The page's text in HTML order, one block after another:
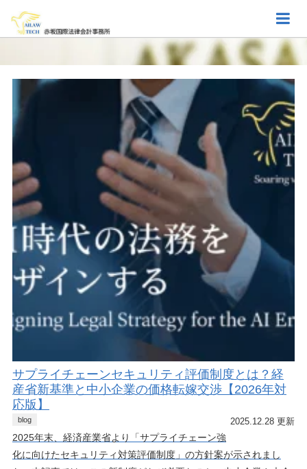
サプライチェーンセキュリティ評価制度とは？経
産省新基準と中小企業の価格転嫁交渉【2026年対
応版】
blog 2025.12.28 更新
2025年末、経済産業省より「サプライチェーン強
化に向けたセキュリティ対策評価制度」の方針案が示されまし